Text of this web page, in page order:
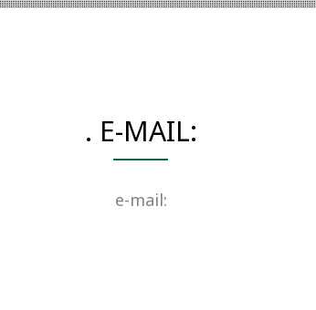
. E-MAIL:
e-mail: